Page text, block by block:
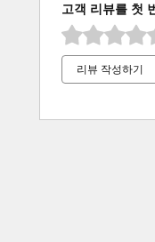
고객 리뷰를 첫
리뷰 작성하기